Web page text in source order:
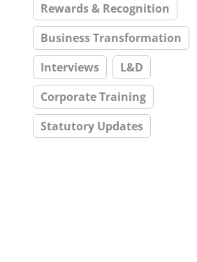
Rewards & Recognition
Business Transformation
Interviews
L&D
Corporate Training
Statutory Updates